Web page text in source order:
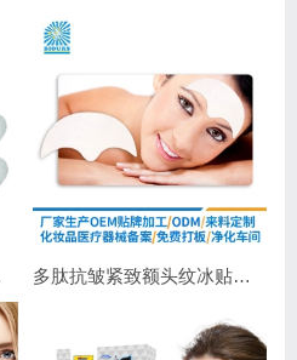
多肽抗皱紧致额头纹冰贴｜淡化抬头纹紧致显年轻